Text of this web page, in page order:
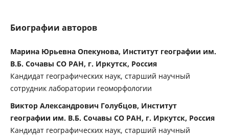
Биографии авторов
Марина Юрьевна Опекунова, Институт географии им.
В.Б. Сочавы СО РАН, г. Иркутск, Россия
Кандидат географических наук, старший научный
сотрудник лаборатории геоморфологии
Виктор Александрович Голубцов, Институт
географии им. В.Б. Сочавы СО РАН, г. Иркутск, Россия
Кандидат географических наук, старший научный